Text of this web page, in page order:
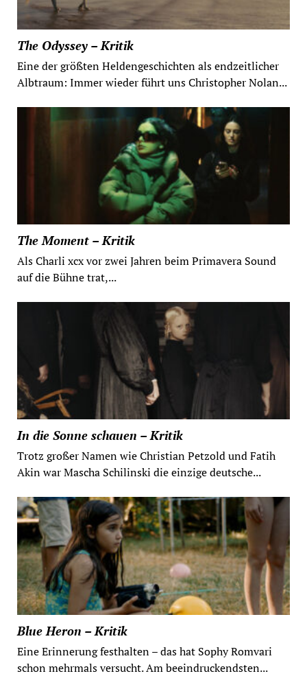
The Odyssey – Kritik
Eine der größten Heldengeschichten als endzeitlicher
Albtraum: Immer wieder führt uns Christopher Nolan...
The Moment – Kritik
Als Charli xcx vor zwei Jahren beim Primavera Sound
auf die Bühne trat,...
In die Sonne schauen – Kritik
Trotz großer Namen wie Christian Petzold und Fatih
Akin war Mascha Schilinski die einzige deutsche...
Blue Heron – Kritik
Eine Erinnerung festhalten – das hat Sophy Romvari
schon mehrmals versucht. Am beeindruckendsten...